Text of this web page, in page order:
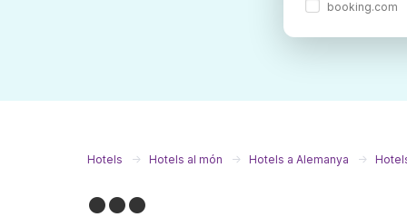
booking.com
Hotels Hotels al món Hotels a Alemanya
●●●